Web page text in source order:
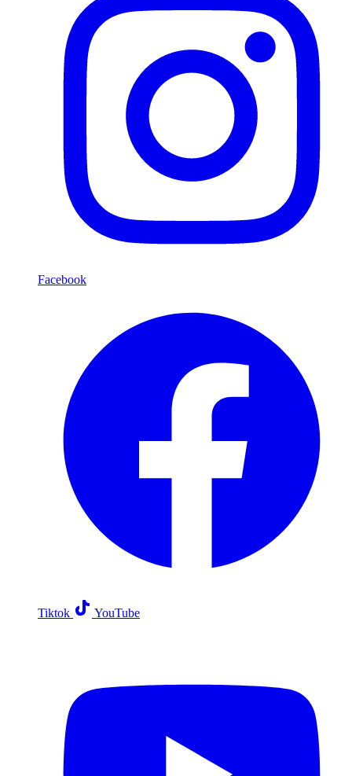
Facebook
Tiktok YouTube